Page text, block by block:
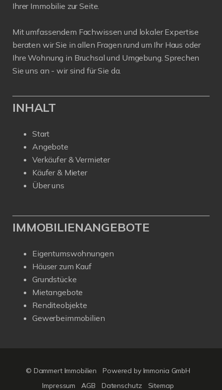
Ihrer Immobilie zur Seite.
Mit umfassendem Fachwissen und lokaler Expertise
beraten wir Sie in allen Fragen rund um Ihr Haus oder
Ihre Wohnung in Bruchsal und Umgebung. Sprechen
Sie uns an - wir sind für Sie da.
INHALT
Start
Angebote
Verkäufer & Vermieter
Käufer & Mieter
Über uns
IMMOBILIENANGEBOTE
Eigentumswohnungen
Häuser zum Kauf
Grundstücke
Mietangebote
Renditeobjekte
Gewerbeimmobilien
© Dammert Immobilien Powered by Immonia GmbH
Impressum
AGB Datenschutz Sitemap